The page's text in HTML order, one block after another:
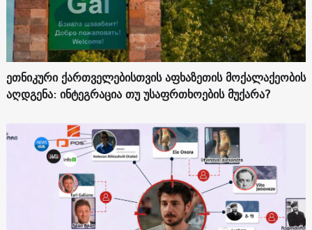
ეთნიკური ქართველებისთვის აფხაზეთის მოქალაქეობის
აღდგენა: ინტეგრაცია თუ უსაფრთხოების მუქარა?